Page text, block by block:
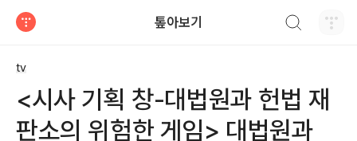
톺아보기
tv
<시사 기획 창-대법원과 헌법 재
판소의 위험한 게임> 대법원과